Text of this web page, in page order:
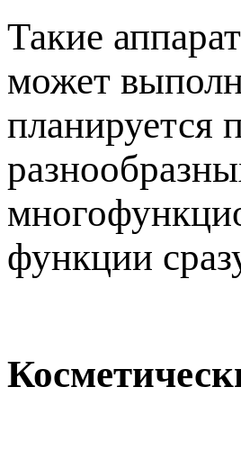
Такие
может
планируется
функции